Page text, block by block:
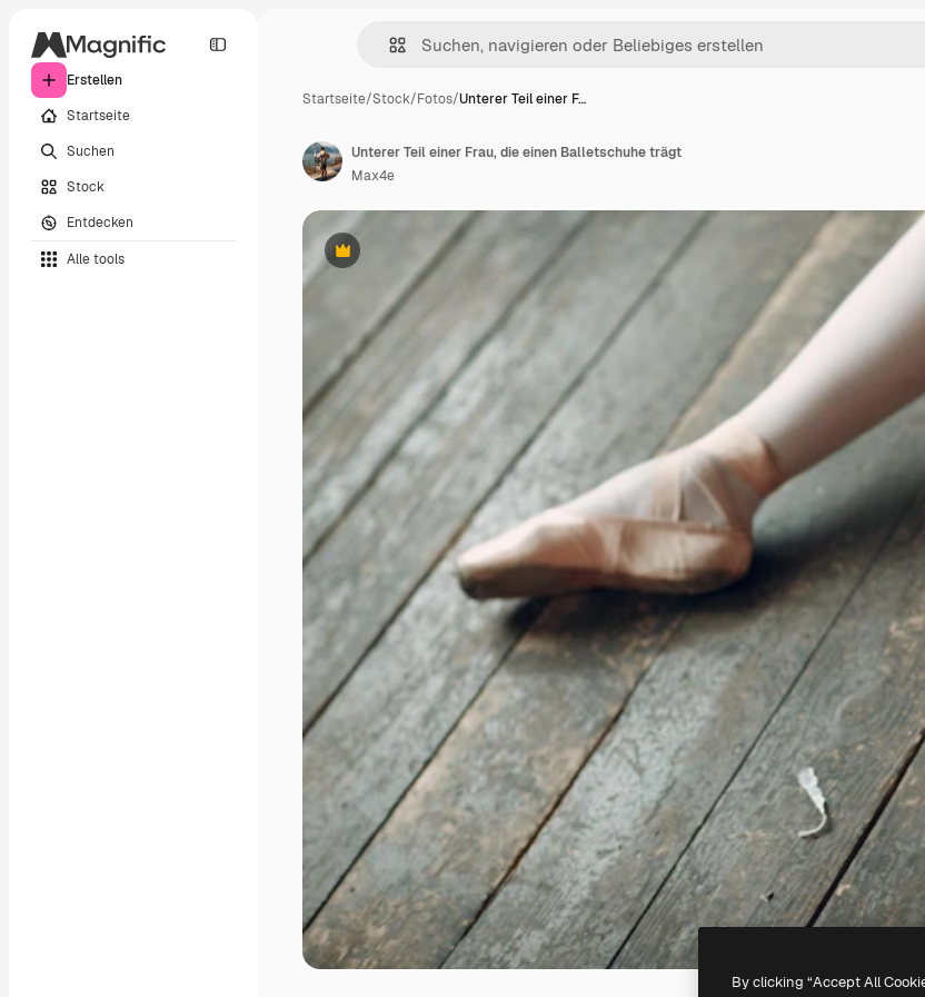
Erstellen
Startseite
Suchen
Stock
Entdecken
Alle tools
Startseite/Stock/Fotos/Unterer Teil einer F…
Premium
Unterer Teil einer Frau, die einen Balletschuhe trägt
Max4e
By clicking “Accept All